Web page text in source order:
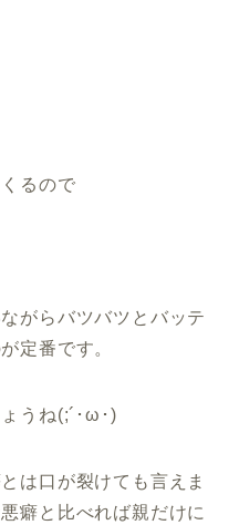
るので
がらバツバツとバッテ
定番です。
うね(;´･ω･)
は口が裂けても言えま
癖と比べれば親だけに